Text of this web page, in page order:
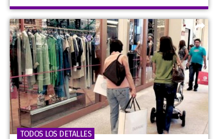
TODOS LOS DETALLES